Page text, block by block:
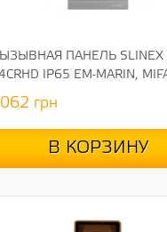
ПАНЕЛЬ SLINEX
IP65 EM-MARIN,
грн
В КОРЗИНУ